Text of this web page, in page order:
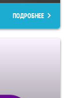
ПОДРОБНЕЕ